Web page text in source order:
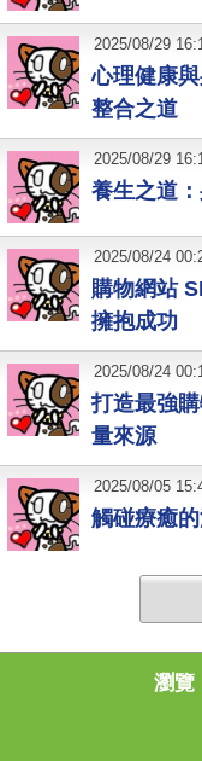
心理健康
整合之道
2025/08/29
養生之道
2025/08/29
購物網站
擁抱成功
2025/08/24
打造最強
量來源
2025/08/24
觸碰療癒
2025/08/05
瀏覽